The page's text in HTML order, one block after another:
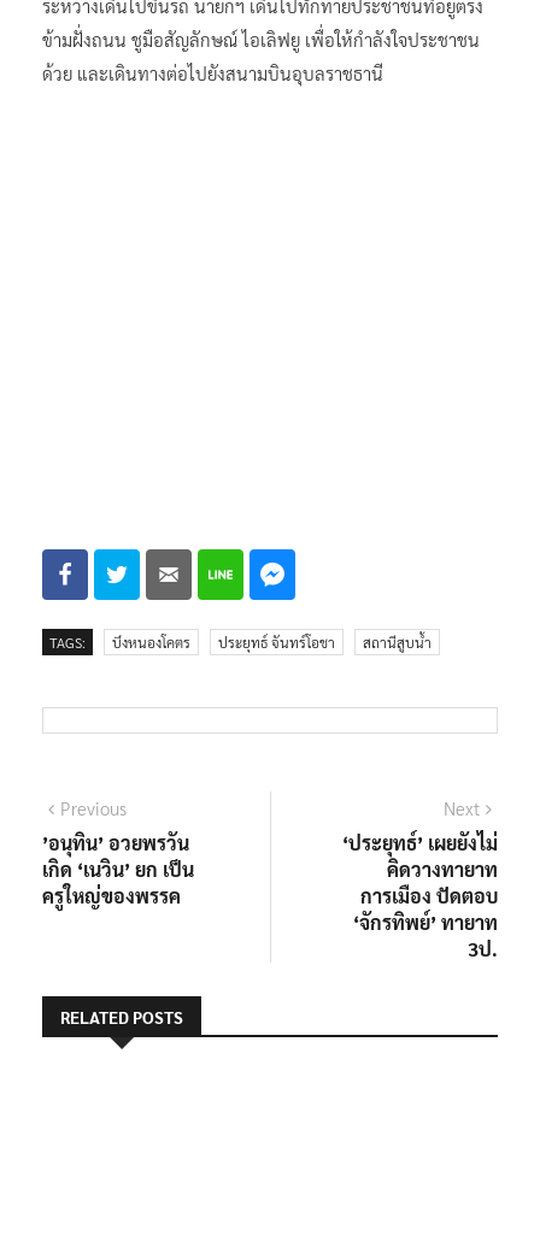
ระหว่างเดินไปขึ้นรถ นายกฯ เดินไปทักทายประชาชนที่อยู่ตรง
ข้ามฝั่งถนน ชูมือสัญลักษณ์ ไอเลิฟยู เพื่อให้กำลังใจประชาชน
ด้วย และเดินทางต่อไปยังสนามบินอุบลราชธานี
TAGS: บึงหนองโคตร ประยุทธ์ จันทร์โอชา สถานีสูบน้ำ
แนะแนว
เรื่อง
PreviousPrevious
post:
’อนุทิน’ อวยพรวัน
เกิด ‘เนวิน’ ยก เป็น
ครูใหญ่ของพรรค
Next
‘ประยุทธ์’ เผยยังไม่
คิดวางทายาท
การเมือง ปัดตอบ
‘จักรทิพย์’ ทายาท
3ป.
RELATED POSTS